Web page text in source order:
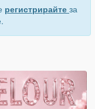
регистрирайте за